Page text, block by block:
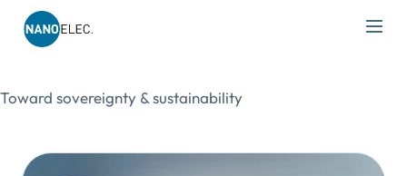
to
Toward sovereignty & sustainability